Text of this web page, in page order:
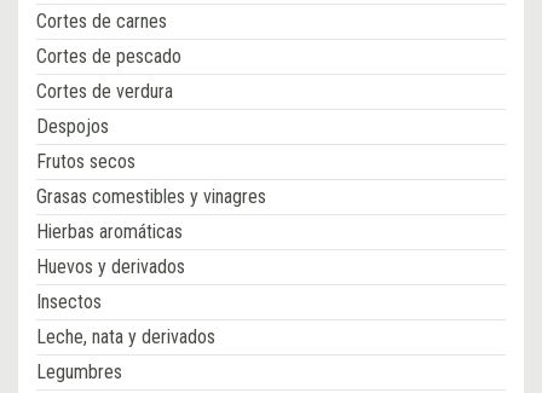
Cortes de carnes
Cortes de pescado
Cortes de verdura
Despojos
Frutos secos
Grasas comestibles y vinagres
Hierbas aromáticas
Huevos y derivados
Insectos
Leche, nata y derivados
Legumbres